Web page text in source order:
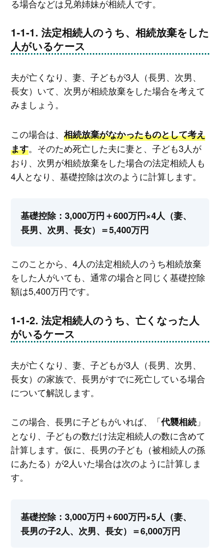
る場合などは兄弟姉妹が相続人です。
法定相続人のうち、相続放棄をした
人がいるケース
夫が亡くなり、妻、子どもが3人（長男、次男、
長女）いて、次男が相続放棄をした場合を考えて
みましょう。
この場合は、 相続放棄がなかったものとして考え
ます。そのため死亡した夫に妻と、子ども3人が
おり、次男が相続放棄をした場合の法定相続人も
4人となり、基礎控除は次のように計算します。
基礎控除：3,000万円＋600万円×4人（妻、
長男、次男、長女）＝5,400万円
このことから、4人の法定相続人のうち相続放棄
をした人がいても、通常の場合と同じく基礎控除
額は5,400万円です。
法定相続人のうち、亡くなった人
がいるケース
夫が亡くなり、妻、子どもが3人（長男、次男、
長女）の家族で、長男がすでに死亡している場合
について解説します。
この場合、長男に子どもがいれば、「代襲相続」
となり、子どもの数だけ法定相続人の数に含めて
計算します。仮に、長男の子ども（被相続人の孫
にあたる）が2人いた場合は次のように計算しま
す。
基礎控除：3,000万円＋600万円×5人（妻、
長男の子2人、次男、長女）＝6,000万円